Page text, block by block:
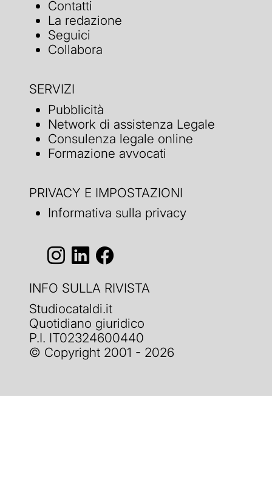
Contatti
La redazione
Seguici
Collabora
SERVIZI
Pubblicità
Network di assistenza Legale
Consulenza legale online
Formazione avvocati
PRIVACY E IMPOSTAZIONI
Informativa sulla privacy
INFO SULLA RIVISTA
Studiocataldi.it
Quotidiano giuridico
P.I. IT02324600440
© Copyright 2001 - 2026